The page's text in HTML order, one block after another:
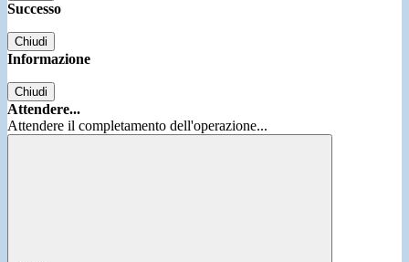
Successo
Chiudi
Informazione
Chiudi
Attendere...
Attendere il completamento dell'operazione...